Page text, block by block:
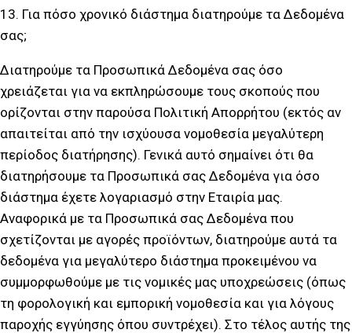
13. Για πόσο χρονικό διάστημα διατηρούμε τα Δεδομένα
σας;
Διατηρούμε τα Προσωπικά Δεδομένα σας όσο
χρειάζεται για να εκπληρώσουμε τους σκοπούς που
ορίζονται στην παρούσα Πολιτική Απορρήτου (εκτός αν
απαιτείται από την ισχύουσα νομοθεσία μεγαλύτερη
περίοδος διατήρησης). Γενικά αυτό σημαίνει ότι θα
διατηρήσουμε τα Προσωπικά σας Δεδομένα για όσο
διάστημα έχετε λογαριασμό στην Εταιρία μας.
Αναφορικά με τα Προσωπικά σας Δεδομένα που
σχετίζονται με αγορές προϊόντων, διατηρούμε αυτά τα
δεδομένα για μεγαλύτερο διάστημα προκειμένου να
συμμορφωθούμε με τις νομικές μας υποχρεώσεις (όπως
τη φορολογική και εμπορική νομοθεσία και για λόγους
παροχής εγγύησης όπου συντρέχει). Στο τέλος αυτής της